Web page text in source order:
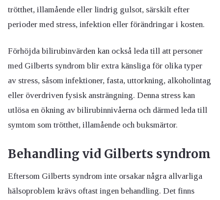
trötthet, illamående eller lindrig gulsot, särskilt efter
perioder med stress, infektion eller förändringar i kosten.
Förhöjda bilirubinvärden kan också leda till att personer
med Gilberts syndrom blir extra känsliga för olika typer
av stress, såsom infektioner, fasta, uttorkning, alkoholintag
eller överdriven fysisk ansträngning. Denna stress kan
utlösa en ökning av bilirubinnivåerna och därmed leda till
symtom som trötthet, illamående och buksmärtor.
Behandling vid Gilberts syndrom
Eftersom Gilberts syndrom inte orsakar några allvarliga
hälsoproblem krävs oftast ingen behandling. Det finns